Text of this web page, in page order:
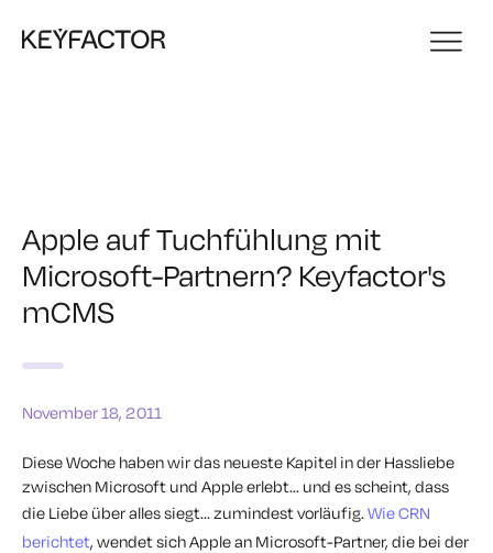
Apple auf Tuchfühlung mit
Microsoft-Partnern? Keyfactor's
mCMS
November 18, 2011
Diese Woche haben wir das neueste Kapitel in der Hassliebe
zwischen Microsoft und Apple erlebt... und es scheint, dass
die Liebe über alles siegt... zumindest vorläufig.Wie CRN
berichtet, wendet sich Apple an Microsoft-Partner, die bei der